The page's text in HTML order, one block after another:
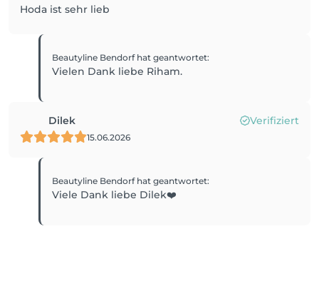
Hoda ist sehr lieb
Beautyline Bendorf hat geantwortet:
Vielen Dank liebe Riham.
Dilek Verifiziert
15.06.2026
Beautyline Bendorf hat geantwortet:
Viele Dank liebe Dilek❤️